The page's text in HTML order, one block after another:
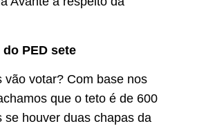
PED sete
vão votar? Com base nos
que o teto é de 600
se houver duas chapas da